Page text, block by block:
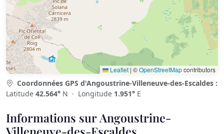
Leaflet | ©OpenStreetMapcontributors
Coordonnées GPS d'Angoustrine-Villeneuve-des-Escaldes :
Latitude 42.564° N · Longitude 1.951° E
Informations sur Angoustrine-